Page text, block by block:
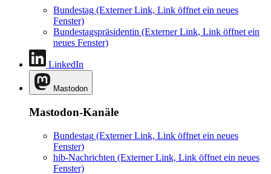
Bundestag (Externer Link, Link öffnet ein neues
Fenster)
Bundestagspräsidentin (Externer Link, Link öffnet ein
neues Fenster)
LinkedIn
Mastodon
Mastodon-Kanäle
Bundestag (Externer Link, Link öffnet ein neues
Fenster)
hib-Nachrichten (Externer Link, Link öffnet ein neues
Fenster)